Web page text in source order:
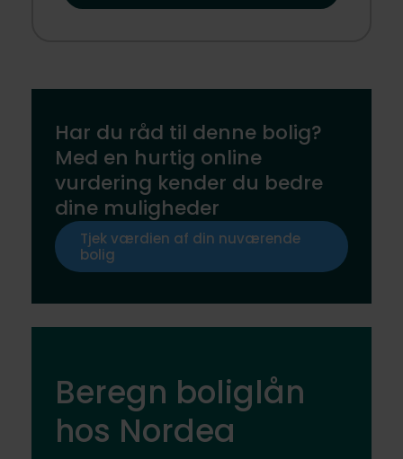
Har du råd til denne bolig?
Med en hurtig online
vurdering kender du bedre
dine muligheder
Tjek værdien af din nuværende
bolig
Beregn boliglån
hos Nordea